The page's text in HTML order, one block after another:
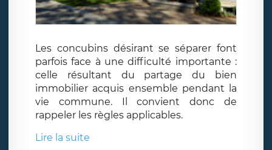
Les concubins désirant se séparer font
parfois face à une difficulté importante :
celle résultant du partage du bien
immobilier acquis ensemble pendant la
vie commune. Il convient donc de
rappeler les règles applicables.
Lire la suite